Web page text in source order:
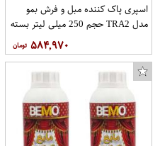
اسپری پاک کننده مبل و فرش بمو
مدل TRA2 حجم 250 میلی لیتر بسته
۵۸۴,۹۷۰